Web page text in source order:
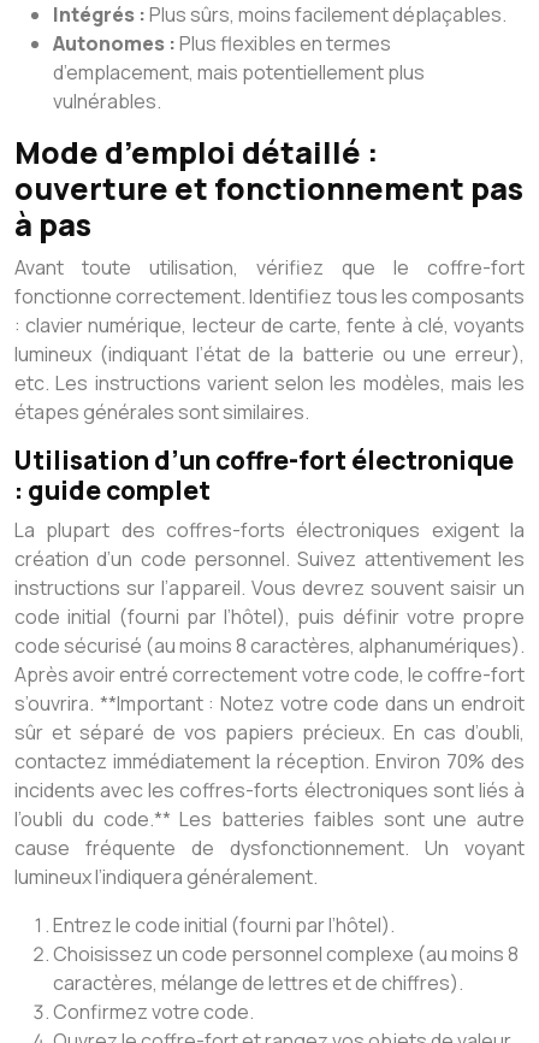
Intégrés :Plus sûrs, moins facilement déplaçables.
Autonomes :Plus flexibles en termes
d’emplacement, mais potentiellement plus
vulnérables.
Mode d’emploi détaillé :
ouverture et fonctionnement pas
à pas
Avant toute utilisation, vérifiez que le coffre-fort
fonctionne correctement. Identifiez tous les composants
: clavier numérique, lecteur de carte, fente à clé, voyants
lumineux (indiquant l’état de la batterie ou une erreur),
etc. Les instructions varient selon les modèles, mais les
étapes générales sont similaires.
Utilisation d’un coffre-fort électronique
: guide complet
La plupart des coffres-forts électroniques exigent la
création d’un code personnel. Suivez attentivement les
instructions sur l’appareil. Vous devrez souvent saisir un
code initial (fourni par l’hôtel), puis définir votre propre
code sécurisé (au moins 8 caractères, alphanumériques).
Après avoir entré correctement votre code, le coffre-fort
s’ouvrira. **Important : Notez votre code dans un endroit
sûr et séparé de vos papiers précieux. En cas d’oubli,
contactez immédiatement la réception. Environ 70% des
incidents avec les coffres-forts électroniques sont liés à
l’oubli du code.** Les batteries faibles sont une autre
cause fréquente de dysfonctionnement. Un voyant
lumineux l’indiquera généralement.
Entrez le code initial (fourni par l’hôtel).
Choisissez un code personnel complexe (au moins 8
caractères, mélange de lettres et de chiffres).
Confirmez votre code.